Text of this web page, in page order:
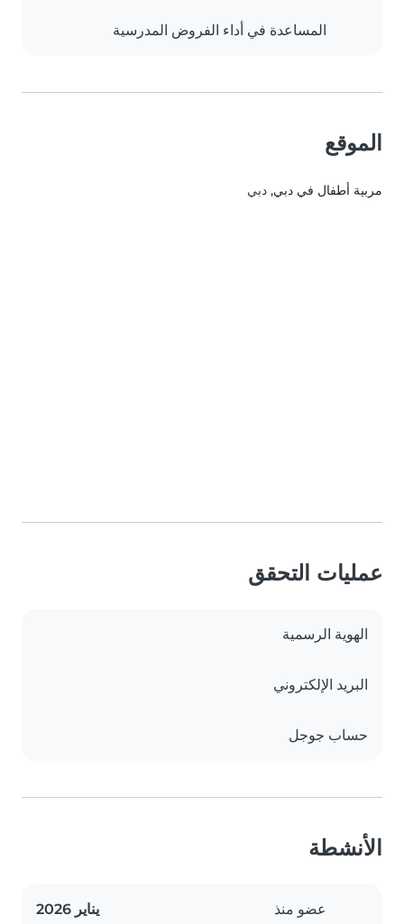
المساعدة في أداء الفروض المدرسية
الموقع
مربية أطفال في دبي, دبي
عمليات التحقق
الهوية الرسمية
البريد الإلكتروني
حساب جوجل
الأنشطة
عضو منذ يناير 2026